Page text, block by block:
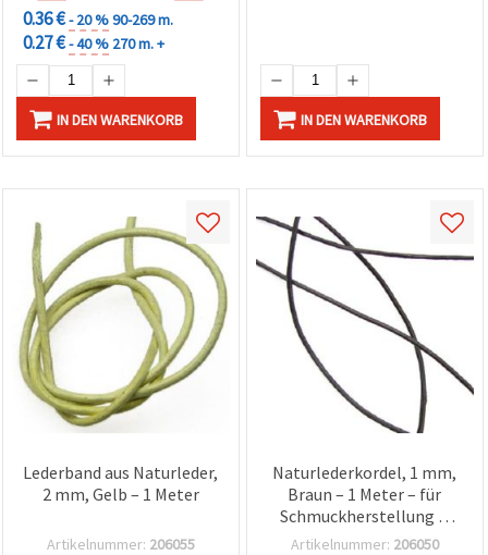
0.36 €- 20 %90-269 m.
0.27 €- 40 % 270 m. +
IN DEN WARENKORB IN DEN WARENKORB
Lederband aus Naturleder,
2 mm, Gelb – 1 Meter
Artikelnummer: 206055
Naturlederkordel, 1 mm,
Braun – 1 Meter – für
Schmuckherstellung &
Basteln
Artikelnummer: 206050